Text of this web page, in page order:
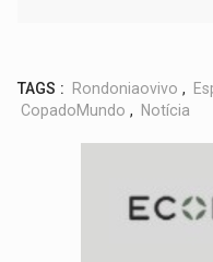
TAGS : Rondoniaovivo ,
CopadoMundo , Notícia